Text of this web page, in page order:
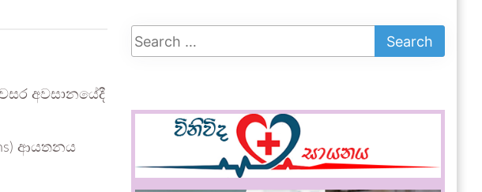
අවසානයේදී
ආයතනය